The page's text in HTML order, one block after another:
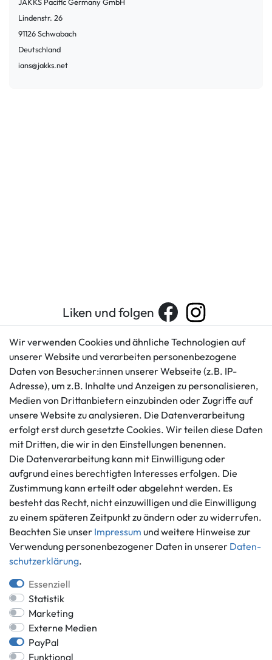
Lindenstr. 26
91126Schwabach
Deutschland
ians@jakks.net
Liken und folgen
Kundenservice
+49 421 596586
Mo. - Fr. 9 - 16 Uhr
info@gameworld.de
Kontaktformular
Rechtliches
AGB
Impressum
Datenschutzerklärung
Barrierefreiheitserklärung
Widerrufs­recht
Vertrag widerrufen
Informationen
Ankauf
Über uns
Häufig gestellte Fragen
Zahlung und Versand
Batterieentsorgung
Zahlungsmöglichkeiten
*Alle Preise inkl. gesetzlicher MwSt.,
Wir verwenden Cookies und ähnliche Technologien auf
unserer Website und verarbeiten personenbezogene
Daten von Besucher:innen unserer Webseite (z.B. IP-
Adresse), um z.B. Inhalte und Anzeigen zu personalisieren,
Medien von Drittanbietern einzubinden oder Zugriffe auf
unsere Website zu analysieren. Die Datenverarbeitung
erfolgt erst durch gesetzte Cookies. Wir teilen diese Daten
mit Dritten, die wir in den Einstellungen benennen.
Die Datenverarbeitung kann mit Einwilligung oder
aufgrund eines berechtigten Interesses erfolgen. Die
Zustimmung kann erteilt oder abgelehnt werden. Es
besteht das Recht, nicht einzuwilligen und die Einwilligung
zu einem späteren Zeitpunkt zu ändern oder zu widerrufen.
Beachten Sie unser Impressum und weitere Hinweise zur
Verwendung personenbezogener Daten in unserer Daten­
schutz­erklärung.
Essenziell
Statistik
Marketing
Externe Medien
PayPal
Funktional